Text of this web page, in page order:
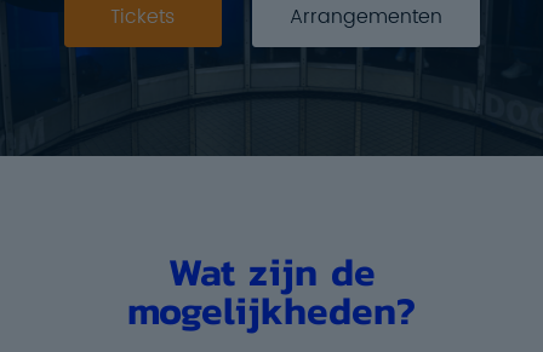
Tickets Arrangementen
Wat zijn de
mogelijkheden?